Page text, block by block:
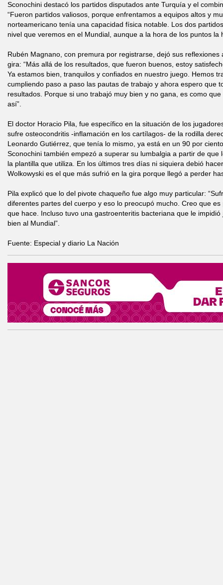
Sconochini destacó los partidos disputados ante Turquía y el
“Fueron partidos valiosos, porque enfrentamos a equipos altos y
norteamericano tenía una capacidad física notable. Los dos
nivel que veremos en el Mundial, aunque a la hora de los puntos la
Rubén Magnano, con premura por registrarse, dejó sus
gira: “Más allá de los resultados, que fueron buenos, estoy
Ya estamos bien, tranquilos y confiados en nuestro juego. Hemos
cumpliendo paso a paso las pautas de trabajo y ahora espero que
resultados. Porque si uno trabajó muy bien y no gana, es como
así”.
El doctor Horacio Pila, fue específico en la situación de los
sufre osteocondritis -inflamación en los cartílagos- de la rodilla
Leonardo Gutiérrez, que tenía lo mismo, ya está en un 90 por
Sconochini también empezó a superar su lumbalgia a partir de que
la plantilla que utiliza. En los últimos tres días ni siquiera debió
Wolkowyski es el que más sufrió en la gira porque llegó a perder
Pila explicó que lo del pivote chaqueño fue algo muy particular:
diferentes partes del cuerpo y eso lo preocupó mucho. Creo que
que hace. Incluso tuvo una gastroenteritis bacteriana que le
bien al Mundial”.
Fuente: Especial y diario La Nación